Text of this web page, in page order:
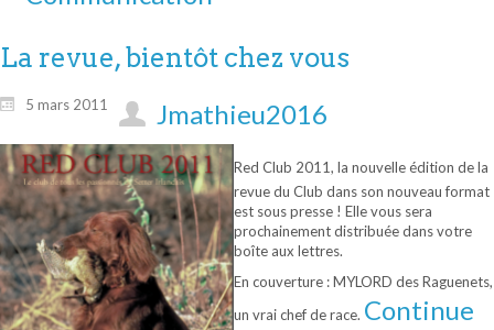
La revue, bientôt chez vous
5 mars 2011 Jmathieu2016
Red Club 2011, la nouvelle édition de la
revue du Club dans son nouveau format
est sous presse ! Elle vous sera
prochainement distribuée dans votre
boîte aux lettres.
En couverture : MYLORD des Raguenets,
un vrai chef de race. Continue